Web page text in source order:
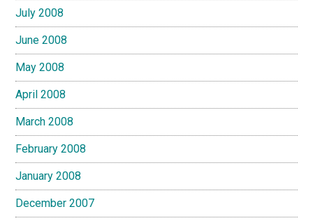
July 2008
June 2008
May 2008
April 2008
March 2008
February 2008
January 2008
December 2007